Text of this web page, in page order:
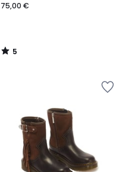
75,00 €
5
/